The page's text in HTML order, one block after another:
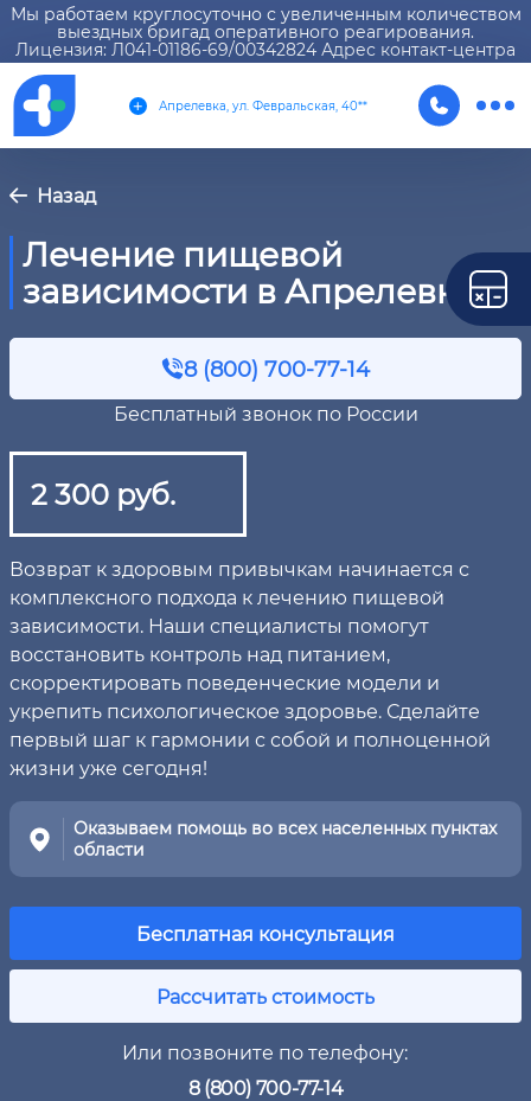
Мы работаем круглосуточно с увеличенным количеством
выездных бригад оперативного реагирования.
Лицензия: Л041-01186-69/00342824 Адрес контакт-центра
Апрелевка, ул. Февральская, 40**
Назад
Лечение пищевой
зависимости в Апрелевке
8 (800) 700-77-14
Бесплатный звонок по России
2 300 руб.
Возврат к здоровым привычкам начинается с
комплексного подхода к лечению пищевой
зависимости. Наши специалисты помогут
восстановить контроль над питанием,
скорректировать поведенческие модели и
укрепить психологическое здоровье. Сделайте
первый шаг к гармонии с собой и полноценной
жизни уже сегодня!
Оказываем помощь во всех населенных пунктах
области
Бесплатная консультация
Рассчитать стоимость
Или позвоните по телефону:
8 (800) 700-77-14